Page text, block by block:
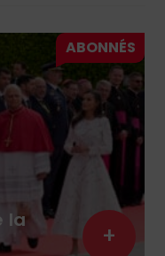
la
+